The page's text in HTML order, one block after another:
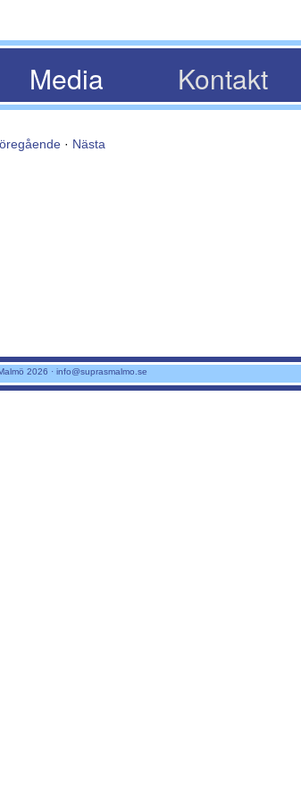
Media Kontakt
· Nästa
2026 · info@suprasmalmo.se